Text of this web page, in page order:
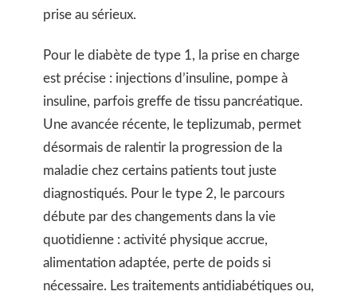
prise au sérieux.
Pour le diabète de type 1, la prise en charge
est précise : injections d’insuline, pompe à
insuline, parfois greffe de tissu pancréatique.
Une avancée récente, le teplizumab, permet
désormais de ralentir la progression de la
maladie chez certains patients tout juste
diagnostiqués. Pour le type 2, le parcours
débute par des changements dans la vie
quotidienne : activité physique accrue,
alimentation adaptée, perte de poids si
nécessaire. Les traitements antidiabétiques ou,